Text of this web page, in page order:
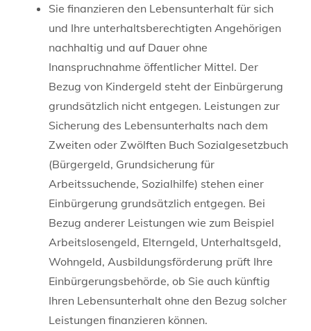
Sie finanzieren den Lebensunterhalt für sich
und Ihre unterhaltsberechtigten Angehörigen
nachhaltig und auf Dauer ohne
Inanspruchnahme öffentlicher Mittel. Der
Bezug von Kindergeld steht der Einbürgerung
grundsätzlich nicht entgegen. Leistungen zur
Sicherung des Lebensunterhalts nach dem
Zweiten oder Zwölften Buch Sozialgesetzbuch
(Bürgergeld, Grundsicherung für
Arbeitssuchende, Sozialhilfe) stehen einer
Einbürgerung grundsätzlich entgegen. Bei
Bezug anderer Leistungen wie zum Beispiel
Arbeitslosengeld, Elterngeld, Unterhaltsgeld,
Wohngeld, Ausbildungsförderung prüft Ihre
Einbürgerungsbehörde, ob Sie auch künftig
Ihren Lebensunterhalt ohne den Bezug solcher
Leistungen finanzieren können.